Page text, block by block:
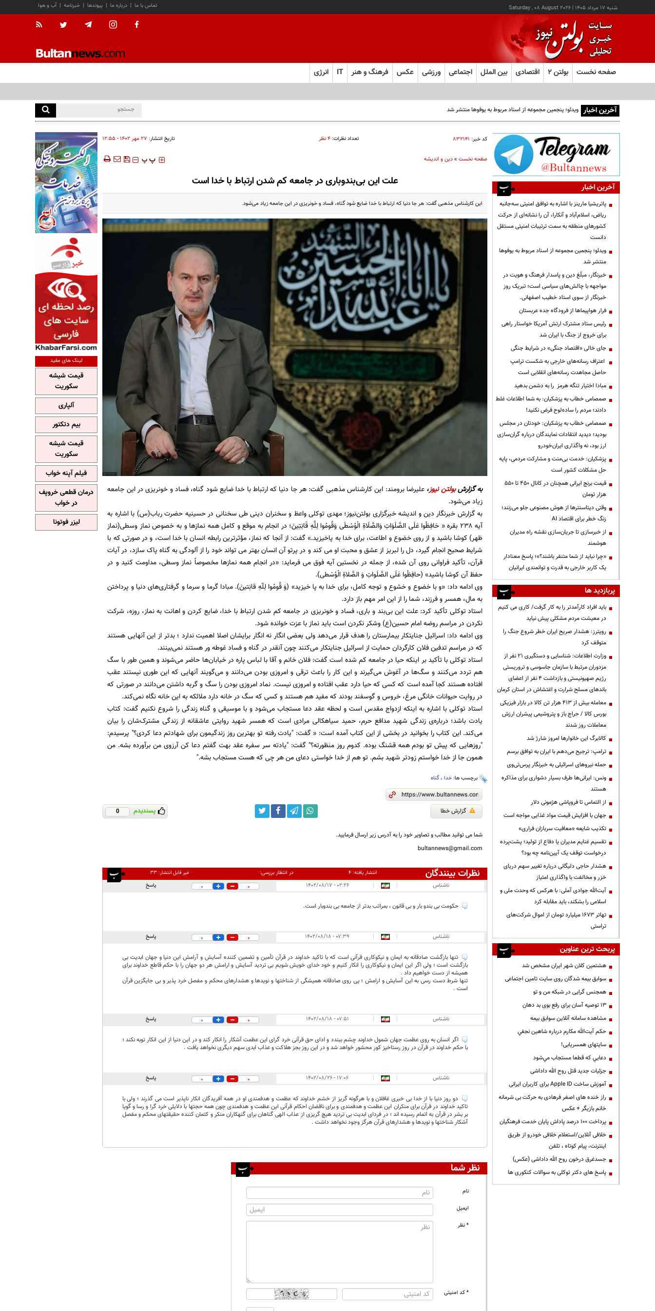
شنبه ۱۷ مرداد ۱۴۰۵ |
Saturday , 08 August 2026 آب و هوا | خبرنامه | پیوندها | درباره ما | تماس با ما
صفحه نخست بولتن ۲ اقتصادی بین الملل اجتماعی ورزشی عکس فرهنگ و هنر IT انرژی
آخرین اخبار ویدئو؛ پنجمین مجموعه از اسناد مربوط به یوفوها منتشر شد
کد خبر: ۸۳۲۱۴۱ تعداد نظرات: ۴ نظر تاریخ انتشار: ۲۷ مهر ۱۴۰۲ - ۱۲:۵۵
صفحه نخست»دین و اندیشه ‍‍‍ پ پ
علت این بی‌بندوباری در جامعه کم شدن ارتباط با خدا است
این کارشناس مذهبی گفت: هر جا دنیا که ارتباط با خدا ضایع شود گناه، فساد و خونریزی در این جامعه زیاد می‌شود.
به گزارشبولتن نیوز، علیرضا برومند: این کارشناس مذهبی گفت: هر جا دنیا که ارتباط با خدا ضایع شود گناه، فساد و خونریزی در این جامعه
زیاد می‌شود.
به گزارش خبرنگار دین و اندیشه خبرگزاری بولتن‌نیوز؛ مهدی توکلی واعظ و سخنران دینی طی سخنانی در حسینیه حضرت رباب(س) با اشاره به
آیه ۲۳۸ بقره « حَافِظُوا عَلَى الصَّلَوَاتِ وَالصَّلَاةِ الْوُسْطَى وَقُومُوا لِلَّهِ قَانِتِينَ؛ در انجام به موقع و کامل همه نمازها و به خصوص نماز وسطى(نماز
ظهر) کوشا باشید و از روى خضوع و اطاعت، براى خدا به پاخیزید.» گفت: از آنجا که نماز، مؤثرترین رابطه انسان با خدا است، و در صورتى که با
شرایط صحیح انجام گیرد، دل را لبریز از عشق و محبت او می کند و در پرتو آن انسان بهتر مى تواند خود را از آلودگى به گناه پاک سازد، در آیات
قرآن، تأکید فراوانى روى آن شده، از جمله در نخستین آیه فوق مى فرماید: «در انجام همه نمازها مخصوصاً نماز وسطى، مداومت کنید و در
حفظ آن کوشا باشید» (حافِظُوا عَلَى الصَّلَواتِ وَ الصَّلاةِ الْوُسْطى).
وی ادامه داد: «و با خضوع و خشوع و توجه کامل، براى خدا به پا خیزید» (وَ قُومُوا لِلّهِ قانِتینَ). مبادا گرما و سرما و گرفتارى‌هاى دنیا و پرداختن
به مال، همسر و فرزند، شما را از این امر مهم باز دارد.
استاد توکلی تأکید کرد: علت این بی‌بند و باری، فساد و خونریزی در جامعه کم شدن ارتباط با خدا، ضایع کردن و اهانت به نماز، روزه، شرکت
نکردن در مراسم روضه امام حسین(ع) وشکر نکردن است باید نماز با عزت خوانده شود.
وی ادامه داد: اسرائیل جنایتکار بیمارستان را هدف قرار می‌دهد ولی بعضی انگار نه انگار برایشان اصلا اهمیت ندارد ؛ بدتر از این آنهایی هستند
که در مراسم تدفین فلان کارگردان حمایت از اسرائیل جنایتکار می‌کنند چون آنقدر در گناه و فساد غوطه ور هستند نمی‌بینند.
استاد توکلی با تأکید بر اینکه حیا در جامعه کم شده است گفت: فلان خانم و آقا با لباس پاره در خیابان‌ها حاضر می‌شوند و همین طور با سگ
هم تردد می‌کنند و سگ‌ها در آغوش می‌گیرند و این کار را باعث ترقی و امروزی بودن می‌دانند و می‌گویند آنهایی که این طوری نیستند عقب
افتاده هستند کجا آمده است که کسی که حیا دارد عقب افتاده و امروزی نیست. نماد امروزی بودن را سگ و گربه داشتن می‌دانند در صورتی که
در روایت حیوانات خانگی مرغ، خروس و گوسفند بودند که مفید هم هستند و کسی که سگ در خانه دارد ملائکه به این خانه نگاه نمی‌کند.
استاد توکلی با اشاره به اینکه ازدواج مقدس است و لحظه عقد دعا مستجاب می‌شود و با موسیقی و گناه زندگی را شروع نکنیم گفت: کتاب
یادت باشد؛ درباره‌ی زندگی شهید مدافع حرم، حمید سیاهکالی مرادی است که همسر شهید روایتی عاشقانه از زندگی مشترک‌شان را بیان
می‌کند. این کتاب را بخوانید در بخشی از این کتاب آمده است: « گفت: "یادت رفته تو بهترین روز زندگیمون برای شهادتم دعا کردی؟" پرسیدم:
"روزهایی که پیش تو بودم همه قشنگ بوده. کدوم روز منظورته؟" گفت: "یادته سر سفره عقد بهت گفتم دعا کن آرزوی من برآورده بشه. من
همون جا از خدا خواستم زودتر شهید بشم. تو هم از خدا خواستی دعای من هر چی که هست مستجاب بشه."
برچسب ها: خدا، گناه
گزارش خطا پسندیدم 0
شما می توانید مطالب و تصاویر خود را به آدرس زیر ارسال فرمایید.
bultannews@gmail.com
نظرات بینندگان انتشار یافته:۴ در انتظار بررسی: غیر قابل انتشار:۳۳
ناشناس |
| ۰۲:۲۶ - ۱۴۰۲/۰۸/۱۷ 0
0 پاسخ
حکومت بی بندو بار و بی قانون ، بمراتب بدتر از جامعه بی بندوبار است.
ناشناس |
| ۰۷:۳۹ - ۱۴۰۲/۰۸/۱۸ 0
0 پاسخ
تنها بازگشت صادقانه به ایمان و نیکوکاری قرآنی است که با تاکید خداوند در قرآن تأمین و تضمین کننده آسایش و آرامش این دنیا و جهان ابدیت بی
بازگشت است ؛ ولی اگر این ایمان و نیکوکاری را انکار کنیم و خود خدای خویش شویم بی تردید آسایش و ارامش هر دو جهان را با حکم قاطع خداوند برای
همیشه از دست خواهیم داد .
تنها شرط دست رسی به این آسایش و ارامش ؛ پی روی صادقانه همیشگی از شناختها و نویدها و هشدارهای محکم و مفصل خرد پذیر و بی جایگزین قرآن
است .
ناشناس |
| ۰۷:۵۱ - ۱۴۰۲/۰۸/۱۸ 0
0 پاسخ
اگر انسان به روی عظمت جهان شمول خداوند چشم ببندد و ادای حق قرآنی خرد گرای این عظمت آشکار را انکار کند و در این دنیا از این انکار توبه نکند ؛
با حکم خداوند در قرآن در روز رستاخیز کور محشور خواهد شد و در این روز بجز هلاکت و عذاب ابدی سهم دیگری نخواهد یافت .
ناشناس |
| ۱۷:۰۶ - ۱۴۰۲/۰۸/۲۶ 0
0 پاسخ
دو روز دنیا با از خدا بی خبری غافلان و با هرگونه گریز از خشم خداوند که عظمت و هدفمندی او در همه آفریدگان انکار ناپذیر است می گذرند ؛ ولی با
تاکید خداوند در قرآن برای منکران این عظمت و هدفمندی و برای ناقضان احکام قرآنی این عظمت و هدفمندی چون همه حجتها با دلایلی خرد گرا و رسا و گویا
بر بشر در قرآن به اتمام رسیده اند ؛ در فردای ابدیت بی تردید هیچ گریزی از عذاب الهی گناهان برای گنهکاران منکر و کتمان کننده حقیقتهای محکم و مفصل
آشکار شناختها و نویدها و هشدارهای قرآن هرگز وجود نخواهد داشت .
نظر شما
نام
ایمیل
* نظر
* کد امنیتی
آخرین اخبار
پاتریشیا مارینز با اشاره به توافق امنیتی سه‌جانبه
ریاض، اسلام‌آباد و آنکارا، آن را نشانه‌ای از حرکت
کشورهای منطقه به سمت ترتیبات امنیتی مستقل
دانست
ویدئو؛ پنجمین مجموعه از اسناد مربوط به یوفوها
منتشر شد
خبرنگار، مبلّغ دین و پاسدار فرهنگ و هویت در
مواجهه با چالش‌های سیاسی است؛ تبریک روز
خبرنگار از سوی استاد خطیب اصفهانی.
فرار هواپیماها از فرودگاه جده عربستان
رئیس ستاد مشترک ارتش آمریکا خواستار راهی
برای خروج از جنگ با ایران شد
جای خالی «اقتصاد جنگی» در شرایط جنگی
اعتراف رسانه‌های خارجی به شکست ترامپ
حاصل مجاهدت رسانه‌های انقلابی است
مبادا اختیار تنگه هرمز را به دشمن بدهید
صمصامی خطاب به پزشکیان: به شما اطلاعات غلط
دادند؛ مردم را ساده‌لوح فرض نکنید!
صمصامی خطاب به پزشکیان: خودتان در مجلس
بودید؛ دیدید انتقادات نمایندگان درباره گران‌سازی
ارز بود، نه واگذاری ایران‌خودرو
پزشکیان: خدمت بی‌منت و مشارکت مردمی، پایه
حل مشکلات کشور است
قیمت‌ برنج ایرانی همچنان در کانال ۴۵۰ تا ۵۵۰
هزار تومان
وقتی دیتاسنترها از هوش مصنوعی جلو می‌زنند؛
زنگ خطر برای اقتصاد AI
از خبرسازی تا جریان‌سازی نقشه راه مدیران
هوشمند
«چرا نباید از شما متنفر باشند؟»؛ پاسخ معنادار
یک کاربر خارجی به قدرت و توانمندی ایرانیان
پربازدید ها
باید افراد کارآمدتر را به کار گرفت/ کاری می کنیم
در معیشت مردم مشکلی پیش نیاید
رویترز: هشدار صریح ایران خطر شروع جنگ را
متوقف کرد
وزارت اطلاعات: شناسایی و دستگیری ۲۱ نفر از
مزدوران مرتبط با سازمان جاسوسی و تروریستی
رژیم صهیونیستی و بازداشت ۴ نفر از اعضای
باندهای مسلح شرارت و اغتشاش در استان کرمان
معامله بیش از ۴۱۳ هزار تن کالا در بازار فیزیکی
بورس کالا / حراج باز و پتروشیمی پیشران ارزش
معاملات روز شدند
کالابرگ این خانوارها امروز شارژ شد
ترامپ: ترجیح می‌دهم با ایران به توافق برسم
حمله نیروهای اسرائیلی به خبرنگار پرس‌تی‌وی
ونس: ایرانی‌ها طرف بسیار دشواری برای مذاکره
هستند
از التماس تا فروپاشی هژمونی دلار
جهان با افزایش قیمت مواد غذایی مواجه است
تکذیب شایعه «معافیت سربازان فراری»
تقسیم غنایم مدیران یا دفاع از تولید؛ پشت‌پرده
درخواست توقف یک آیین‌نامه چه بود؟
هشدار حاجی دلیگانی درباره تغییر سهم دریای
خزر و مخالفت با واگذاری امتیاز
آیت‌الله جوادی آملی: با هرکس که وحدت ملی و
اسلامی را بشکند، باید مقابله کرد
تهاتر ۱۶۷۳ میلیارد تومان از اموال شرکت‌های
تراستی
پربحث ترین عناوین
هشتمین کلان شهر ایران مشخص شد
سوابق بیمه شدگان روی سایت تامین اجتماعی
همجنس گرایی در شبکه من و تو
13 توصیه آسان برای رفع بوی بد دهان
مشاهده سامانه آنلاين سوابق بیمه
حكم آيت‌الله مكارم درباره شاهين نجفي
سایتهای همسریابی!
دعايي كه قطعا مستجاب مي‌شود
جزئیات جدید قتل روح الله داداشی
آموزش ساخت Apple ID برای کاربران ایرانی
راز خنده های اصغر فرهادی به حرکت بی شرمانه
خانم بازیگر + عکس
پرداخت ۱۰۰ درصد پاداش پایان خدمت فرهنگیان
خلافی آنلاین/استعلام خلافی خودرو از طریق
اینترنت، پیام کوتاه ، تلفن
جسدغرق درخون روح الله داداشی (عکس)
پاسخ های دکتر توکلی به سوالات کنکوری ها
لینک های مفید
قیمت شیشه
سکوریت
آلپاری
بیم دتکتور
قیمت شیشه
سکوریت
فیلم آپنه خواب
درمان قطعی خروپف
در خواب
لیزر فوتونا